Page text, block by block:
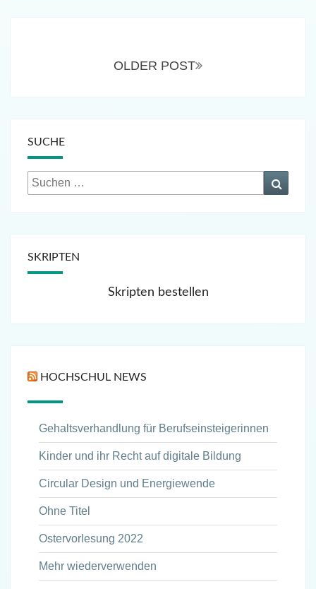
OLDER POST
SUCHE
Suchen
nach:
SKRIPTEN
Skripten bestellen
HOCHSCHUL NEWS
Gehaltsverhandlung für Berufseinsteigerinnen
Kinder und ihr Recht auf digitale Bildung
Circular Design und Energiewende
Ohne Titel
Ostervorlesung 2022
Mehr wiederverwenden